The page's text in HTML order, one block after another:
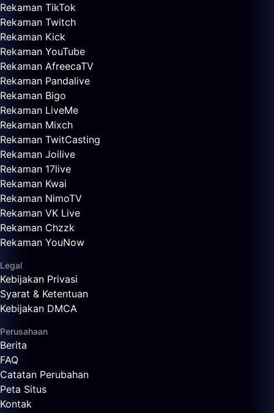
Rekaman TikTok
Rekaman Twitch
Rekaman Kick
Rekaman YouTube
Rekaman AfreecaTV
Rekaman Pandalive
Rekaman Bigo
Rekaman LiveMe
Rekaman Mixch
Rekaman TwitCasting
Rekaman Joilive
Rekaman 17live
Rekaman Kwai
Rekaman NimoTV
Rekaman VK Live
Rekaman Chzzk
Rekaman YouNow
Legal
Kebijakan Privasi
Syarat & Ketentuan
Kebijakan DMCA
Perusahaan
Berita
FAQ
Catatan Perubahan
Peta Situs
Kontak